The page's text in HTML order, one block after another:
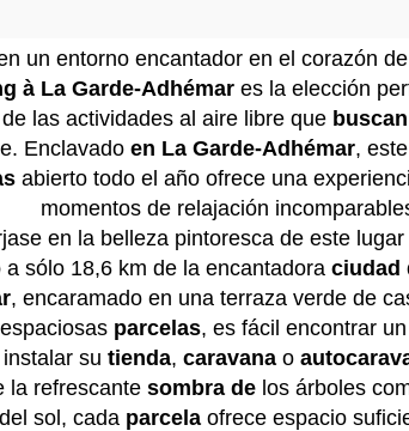
un entorno encantador en el corazón
à La Garde-Adhémar es la elección
las actividades al aire libre que buscan
Enclavado en La Garde-Adhémar, este
abierto todo el año ofrece una
momentos de relajación
en la belleza pintoresca de este
a sólo 18,6 km de la encantadoraciudad
, encaramado en una terraza verde de
parcelas, es fácil encontrar
su tienda, caravanao
la refrescante sombra delos árboles
sol, cada parcela ofrece espacio